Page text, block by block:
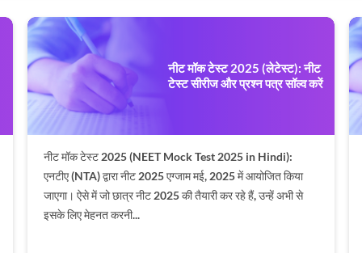
नीट मॉक टेस्ट 2025 (लेटेस्ट): नीट
टेस्ट सीरीज और प्रश्न पत्र सॉल्व करें
नीट मॉक टेस्ट 2025 (NEET Mock Test 2025 in Hindi):
एनटीए (NTA) द्वारा नीट 2025 एग्जाम मई, 2025 में आयोजित किया
जाएगा। ऐसे में जो छात्र नीट 2025 की तैयारी कर रहे हैं, उन्हें अभी से
इसके लिए मेहनत करनी...